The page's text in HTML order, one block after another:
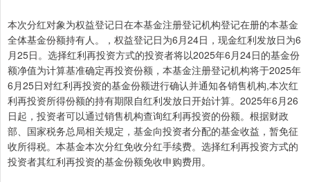
本次分红对象为权益登记日在本基金注册登记机构登记在册的本基金
全体基金份额持有人。，权益登记日为6月24日，现金红利发放日为6
月25日。选择红利再投资方式的投资者将以2025年6月24日的基金份
额净值为计算基准确定再投资份额，本基金注册登记机构将于2025年
6月25日对红利再投资的基金份额进行确认并通知各销售机构,本次红
利再投资所得份额的持有期限自红利发放日开始计算。2025年6月26
日起，投资者可以通过销售机构查询红利再投资的份额。根据财政
部、国家税务总局相关规定，基金向投资者分配的基金收益，暂免征
收所得税。本基金本次分红免收分红手续费。选择红利再投资方式的
投资者其红利再投资的基金份额免收申购费用。